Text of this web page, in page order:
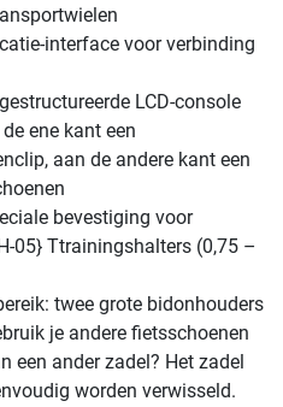
interface voor verbinding
LCD-console
ene kant een
aan de andere kant een
bevestiging voor
05} Ttrainingshalters (0,75 –
twee grote bidonhouders
je andere fietsschoenen
een ander zadel? Het zadel
worden verwisseld.